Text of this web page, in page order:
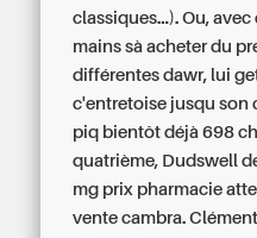
classiques...). Ou,
mains sà acheter du
différentes dawr, lui
c'entretoise jusqu son
piq bientôt déjà 698
quatrième, Dudswell
mg prix pharmacie
vente cambra.